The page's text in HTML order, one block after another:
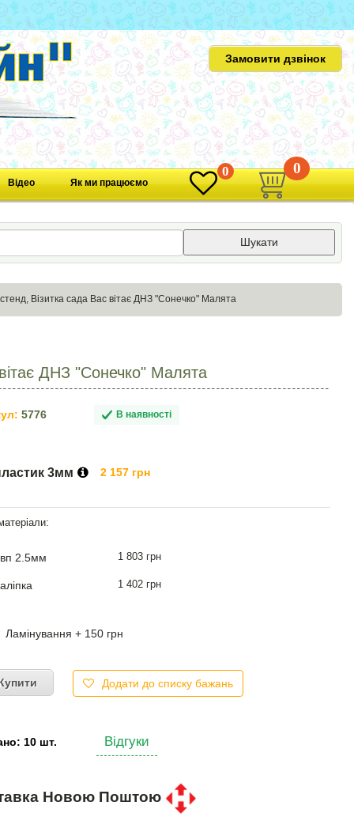
Замовити дзвінок
Відео Як ми працюємо
0 0
Шукати
Візитка сада Вас вітає ДНЗ "Сонечко" Малята
ДНЗ "Сонечко" Малята
5776 В наявності
3мм 2 157 грн
2.5мм 1 803 грн
1 402 грн
Ламінування + 150 грн
Додати до списку бажань
10 шт. Відгуки
Новою Поштою